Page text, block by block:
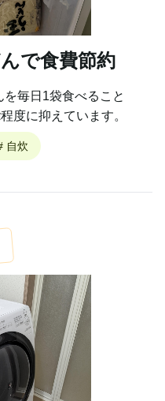
で食費節約
毎日1袋食べること
度に抑えています。
自炊